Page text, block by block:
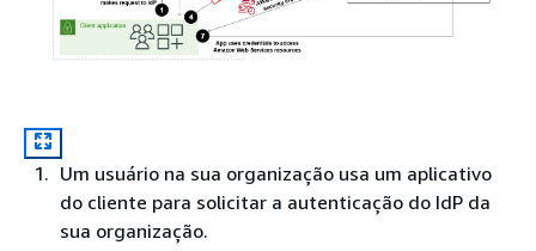
Um usuário na sua organização usa um aplicativo
do cliente para solicitar a autenticação do IdP da
sua organização.